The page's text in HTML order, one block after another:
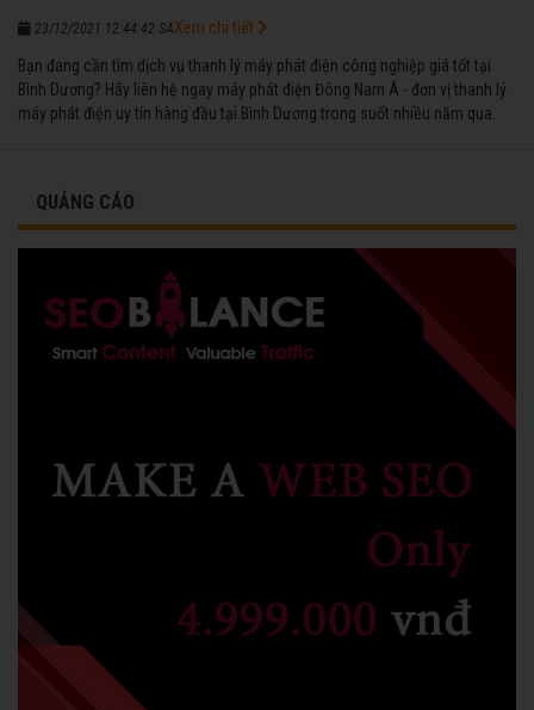
23/12/2021 12:44:42 SA
Bạn đang cần tìm dịch vụ thanh lý máy phát điện công nghiệp giá tốt tại
Bình Dương? Hãy liên hệ ngay máy phát điện Đông Nam Á - đơn vị thanh lý
máy phát điện uy tín hàng đầu tại Bình Dương trong suốt nhiều năm qua.
Xem chi tiết
QUẢNG CÁO